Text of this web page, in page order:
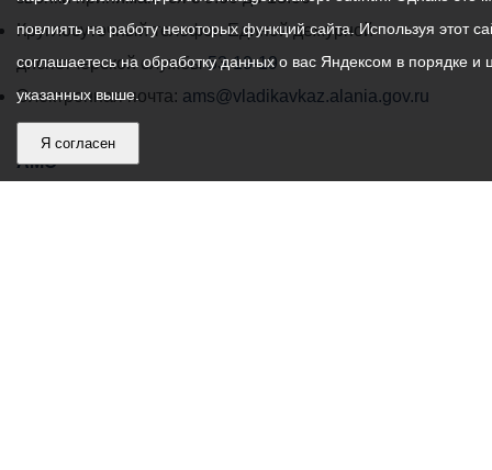
местного
самоуправления
города
Владикавказ:
Круглосуточный телефон Единой дежурной
диспетчерской службы53-19-19
Электронная почта: ams@vladikavkaz.alania.gov.ru
Владикавказ
АМС
повлиять на работу некоторых функций сайта. Используя этот
соглашаетесь на обработку данных о вас Яндексом в порядке и
указанных выше.
Я согласен